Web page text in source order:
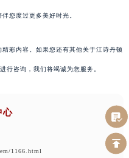
您度过更多美好时光。
精彩内容。如果您还有其他关于江诗丹顿
行咨询，我们将竭诚为您服务。
心
1166.html